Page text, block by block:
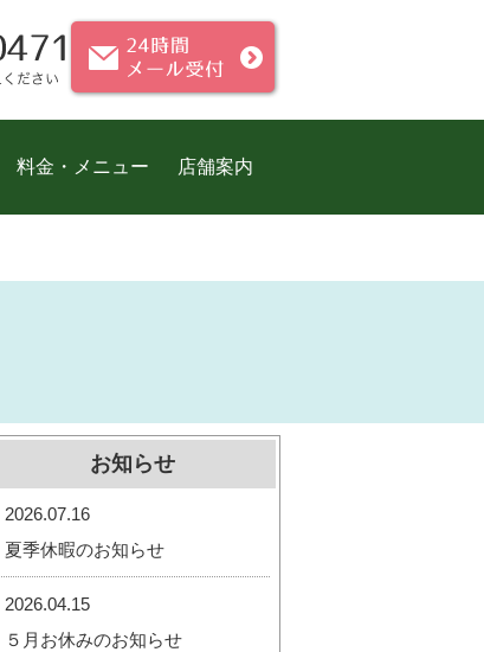
料金・メニュー 店舗案内
お知らせ
2026.07.16
夏季休暇のお知らせ
2026.04.15
５月お休みのお知らせ